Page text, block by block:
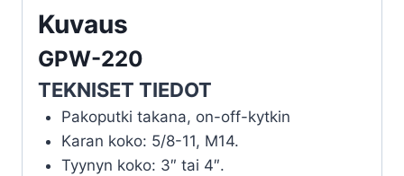
Kuvaus
GPW-220
TEKNISET TIEDOT
Pakoputki takana, on-off-kytkin
Karan koko: 5/8-11, M14.
Tyynyn koko: 3″ tai 4″.